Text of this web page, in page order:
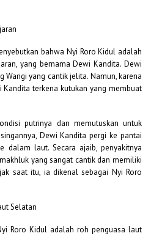
bahwa Nyi Roro Kidul adalah
yang bernama Dewi Kandita. Dewi
Wangi yang cantik jelita. Namun, karena
terkena kutukan yang membuat
putrinya dan memutuskan untuk
Dewi Kandita pergi ke pantai
dalam laut. Secara ajaib, penyakitnya
yang sangat cantik dan memiliki
saat itu, ia dikenal sebagai Nyi Roro
Selatan
Roro Kidul adalah roh penguasa laut